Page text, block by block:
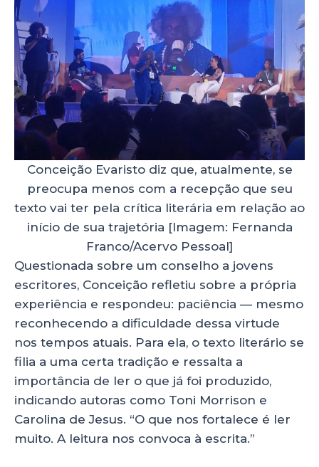
Conceição Evaristo diz que, atualmente, se
preocupa menos com a recepção que seu
texto vai ter pela crítica literária em relação ao
início de sua trajetória [Imagem: Fernanda
Franco/Acervo Pessoal]
Questionada sobre um conselho a jovens
escritores, Conceição refletiu sobre a própria
experiência e respondeu: paciência — mesmo
reconhecendo a dificuldade dessa virtude
nos tempos atuais. Para ela, o texto literário se
filia a uma certa tradição e ressalta a
importância de ler o que já foi produzido,
indicando autoras como Toni Morrison e
Carolina de Jesus. “O que nos fortalece é ler
muito. A leitura nos convoca à escrita.”